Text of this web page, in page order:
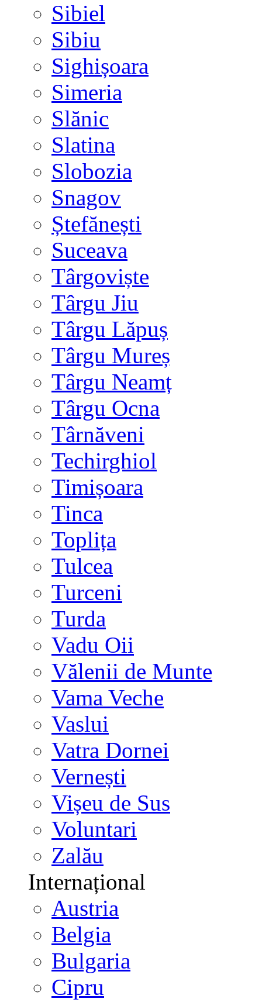
Sibiel
Sibiu
Sighișoara
Simeria
Slănic
Slatina
Slobozia
Snagov
Ștefănești
Suceava
Târgoviște
Târgu Jiu
Târgu Lăpuș
Târgu Mureș
Târgu Neamț
Târgu Ocna
Târnăveni
Techirghiol
Timișoara
Tinca
Toplița
Tulcea
Turceni
Turda
Vadu Oii
Vălenii de Munte
Vama Veche
Vaslui
Vatra Dornei
Vernești
Vișeu de Sus
Voluntari
Zalău
Internațional
Austria
Belgia
Bulgaria
Cipru